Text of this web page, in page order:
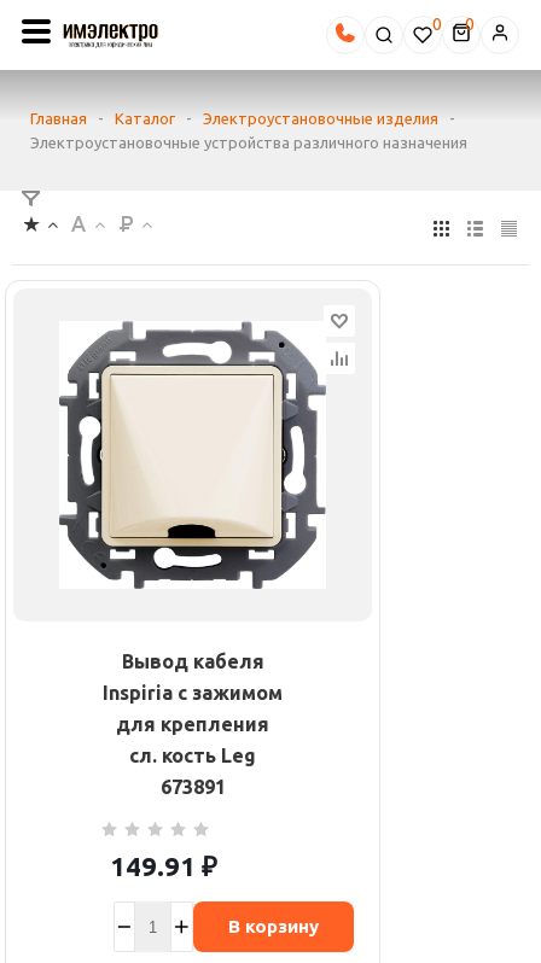
0
Главная - Каталог - Электроустановочные изделия
-
Электроустановочные устройства различного назначения
Вывод кабеля
Inspiria с зажимом
для крепления
сл. кость Leg
673891
149.91 ₽
В корзину